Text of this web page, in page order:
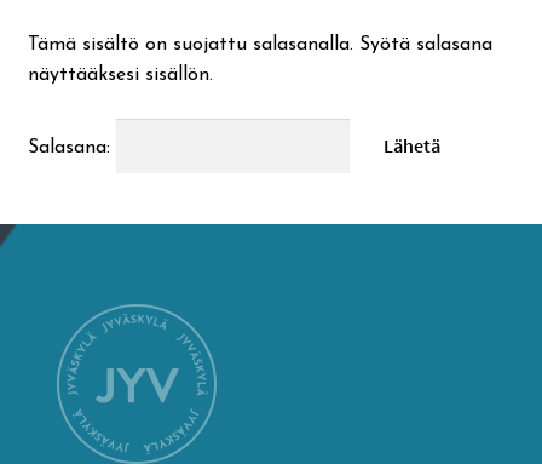
Skeittihalli
Taideapteekki
Kirjasto
Tämä sisältö on suojattu salasanalla. Syötä salasana
näyttääksesi sisällön.
Salasana: